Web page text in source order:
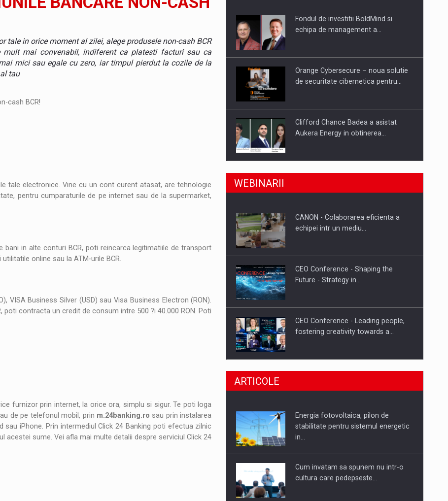
noilor reglementari UE privind ambalajele pot risca retragerea produselor din piata
a Pall-Ex, liderul pietei de transport paletizat din Romania, preiau compania intr-o tranzactie de peste 25…
AL FAMILIEI: RANGE ROVER GT
in orice moment al zilei, alege produsele non-cash BCR
mai convenabil, indiferent ca platesti facturi sau ca
mici sau egale cu zero, iar timpul pierdut la cozile de la
tau
cash BCR!
tale electronice. Vine cu un cont curent atasat, are tehnologie
pentru cumparaturile de pe internet sau de la supermarket,
in alte conturi BCR, poti reincarca legitimatiile de transport
online sau la ATM-urile BCR.
VISA Business Silver (USD) sau Visa Business Electron (RON).
contracta un credit de consum intre 500 ?i 40.000 RON. Poti
furnizor prin internet, la orice ora, simplu si sigur. Te poti loga
de pe telefonul mobil, prin m.24banking.ro sau prin instalarea
iPhone. Prin intermediul Click 24 Banking poti efectua zilnic
acestei sume. Vei afla mai multe detalii despre serviciul Click 24
Fondul de investitii BoldMind si
echipa de management a…
Orange Cybersecure – noua solutie
de securitate cibernetica pentru…
Clifford Chance Badea a asistat
Aukera Energy in obtinerea…
SAPTE PERSONALITATI DIN MEDIUL
Hard Enduro Piatra Craiului 2026,
WEBINARII
CANON - Colaborarea eficienta a
echipei intr un mediu…
CEO Conference - Shaping the
Future - Strategy in…
CEO Conference - Leading people,
fostering creativity towards a…
CEO Conference - Shaping The
Webinar - Business Evolution-
RETHINK STRATEGY-Finantare
ARTICOLE
Energia fotovoltaica, pilon de
stabilitate pentru sistemul energetic
in…
Cum invatam sa spunem nu intr-o
cultura care pedepseste…